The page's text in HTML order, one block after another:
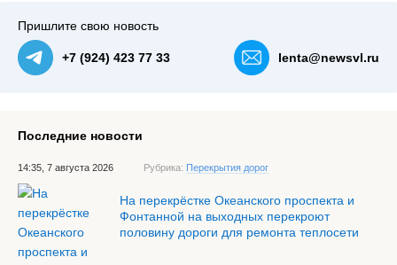
Пришлите свою новость
+7 (924) 423 77 33 lenta@newsvl.ru
Последние новости
14:35, 7 августа 2026 Рубрика: Перекрытия дорог
На перекрёстке Океанского проспекта и
Фонтанной на выходных перекроют
половину дороги для ремонта теплосети